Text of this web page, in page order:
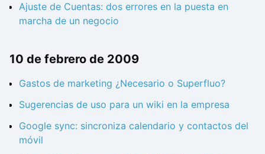
Ajuste de Cuentas: dos errores en la puesta en
marcha de un negocio
10 de febrero de 2009
Gastos de marketing ¿Necesario o Superfluo?
Sugerencias de uso para un wiki en la empresa
Google sync: sincroniza calendario y contactos del
móvil